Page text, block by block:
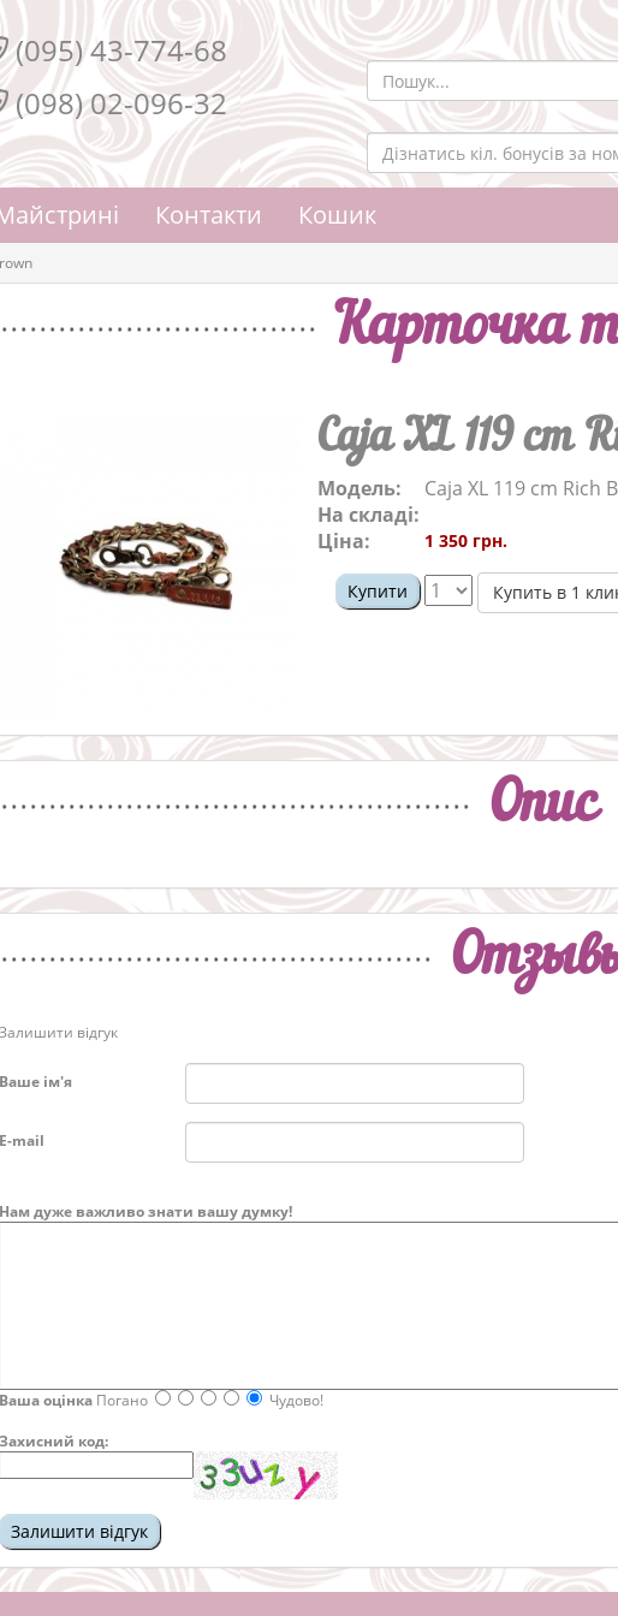
(095) 43-774-68
(098) 02-096-32
Контакти Кошик
Карточка
Caja XL 119 cm
Модель:
Caja XL 119 cm Rich
На складі:
Ціна:
1 350 грн.
Купити Купить в 1
Опис
Залишити відгук
Ваше ім'я
E-mail
Нам дуже важливо знати вашу думку!
Ваша оцінка Погано
Чудово!
Захисний код: